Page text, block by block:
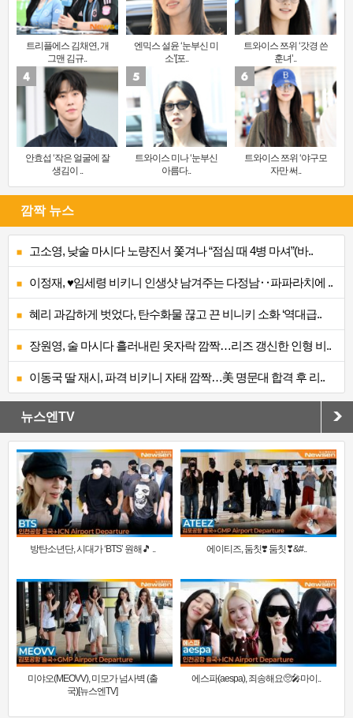
트리플에스 김채연, 개
그맨 김규..
엔믹스 설윤 ‘눈부신 미
소’[포..
트와이스 쯔위 ‘갓경 쓴
훈녀’..
안효섭 ‘작은 얼굴에 잘
생김이 ..
트와이스 미나 ‘눈부신
아름다..
트와이스 쯔위 ‘야구모
자만 써..
깜짝 뉴스
고소영, 낮술 마시다 노량진서 쫓겨나 “점심 때 4병 마셔”(바..
이정재, ♥임세령 비키니 인생샷 남겨주는 다정남‥파파라치에 ..
혜리 과감하게 벗었다, 탄수화물 끊고 끈 비니키 소화 ‘역대급..
장원영, 술 마시다 흘러내린 옷자락 깜짝…리즈 갱신한 인형 비..
이동국 딸 재시, 파격 비키니 자태 깜짝…美 명문대 합격 후 리..
뉴스엔TV
방탄소년단, 시대가 ‘BTS’ 원해🎵 .. 에이티즈, 둠칫❣️ 둠칫❣&#..
미야오(MEOVV), 미모가 넘사벽 (출
국)[뉴스엔TV]
에스파(aespa), 죄송해요🥺🎤마이..